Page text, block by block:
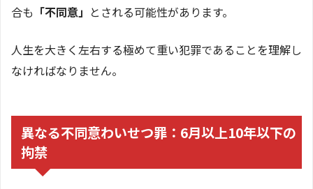
合も 「不同意」 とされる可能性があります。
人生を大きく左右する極めて重い犯罪であることを理解し
なければなりません。
異なる不同意わいせつ罪：6月以上10年以下の
拘禁